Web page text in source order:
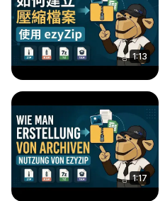
1:13
1:17